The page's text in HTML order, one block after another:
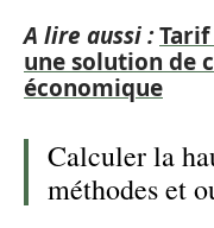
A lire aussi :
une solution de
économique
Calculer la
méthodes et